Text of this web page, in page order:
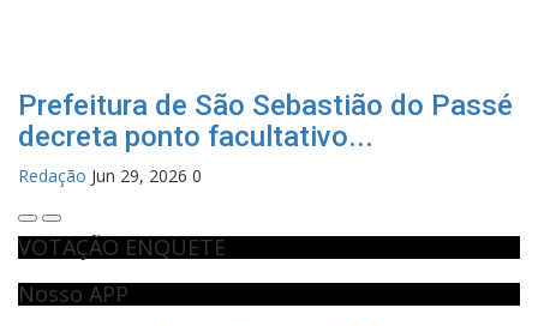
Prefeitura de São Sebastião do Passé
decreta ponto facultativo...
Redação Jun 29, 2026 0
VOTAÇÃO ENQUETE
Nosso APP